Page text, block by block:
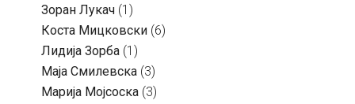
Зоран Лукач (1)
Коста Мицковски (6)
Лидија Зорба (1)
Маја Смилевска (3)
Марија Мојсоска (3)